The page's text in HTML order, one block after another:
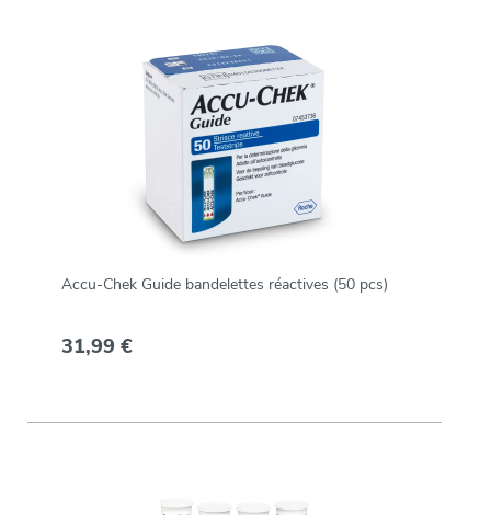
Accu-Chek Guide bandelettes réactives (50 pcs)
31,99 €